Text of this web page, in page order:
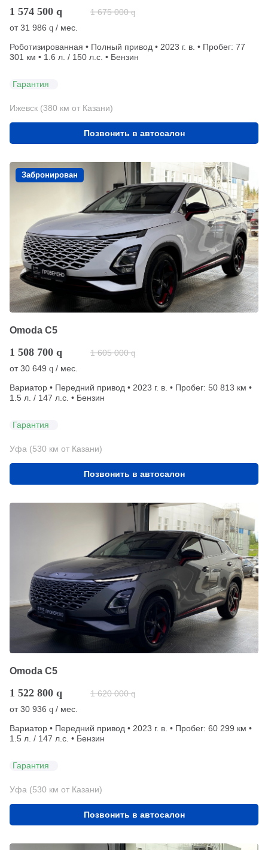
1 574 500 q 1 675 000 q
от31 986 q / мес.
Роботизированная • Полный привод • 2023 г. в. • Пробег: 77
301 км • 1.6 л. / 150 л.с. • Бензин
Гарантия
Ижевск (380 км от Казани)
Позвонить в автосалон
Забронирован
Omoda C5
1 508 700 q 1 605 000 q
от30 649 q / мес.
Вариатор • Передний привод • 2023 г. в. • Пробег: 50 813 км •
1.5 л. / 147 л.с. • Бензин
Гарантия
Уфа (530 км от Казани)
Позвонить в автосалон
Omoda C5
1 522 800 q 1 620 000 q
от30 936 q / мес.
Вариатор • Передний привод • 2023 г. в. • Пробег: 60 299 км •
1.5 л. / 147 л.с. • Бензин
Гарантия
Уфа (530 км от Казани)
Позвонить в автосалон